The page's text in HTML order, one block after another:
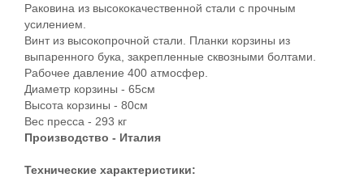
Раковина из высококачественной стали с прочным
усилением.
Винт из высокопрочной стали. Планки корзины из
выпаренного бука, закрепленные сквозными болтами.
Рабочее давление 400 атмосфер.
Диаметр корзины - 65см
Высота корзины - 80см
Вес пресса - 293 кг
Производство - Италия
Технические характеристики: